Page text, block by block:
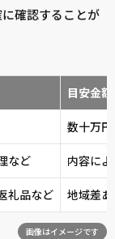
確認することが
目安金額
数十万
など 内容に
礼品など 地域差
画像はイメージです